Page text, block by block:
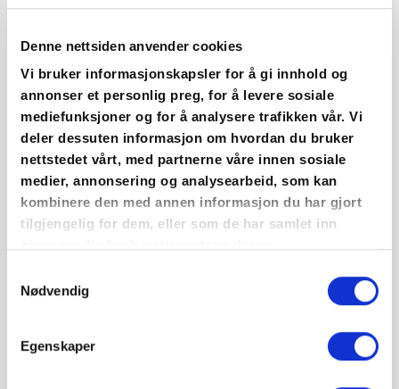
Denne nettsiden anvender cookies
Vi bruker informasjonskapsler for å gi innhold og
annonser et personlig preg, for å levere sosiale
mediefunksjoner og for å analysere trafikken vår. Vi
deler dessuten informasjon om hvordan du bruker
nettstedet vårt, med partnerne våre innen sosiale
medier, annonsering og analysearbeid, som kan
kombinere den med annen informasjon du har gjort
tilgjengelig for dem, eller som de har samlet inn
Nødvendig
Egenskaper
Regjeringen har besluttet å innføre en rekke
nasjonale smitteverntiltak, blant annet krav om å
holde avstand og begrense antall kontakter. BNL
og Standard Norge har på bakgrunn av dette
besluttet å gjeninnføre bransjestandarden om
smitteverntiltak på bygg- og anleggsplasser.
Den oppdaterte versjonen av standarden innebærer
få materielle endringer sammenlignet med tiltak i
forrige versjon, fra før gjenåpning i september.
Smitteverntiltak i standarden er delt i to tiltaksnivå